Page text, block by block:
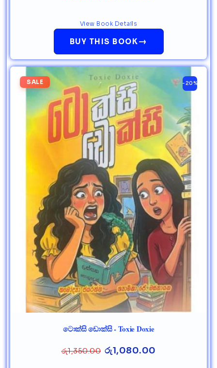
BUY THIS BOOK→
View Book Details
SALE -20%
ටොක්සි ඩොක්සි - Toxie Doxie
රු1,350.00 රු1,080.00